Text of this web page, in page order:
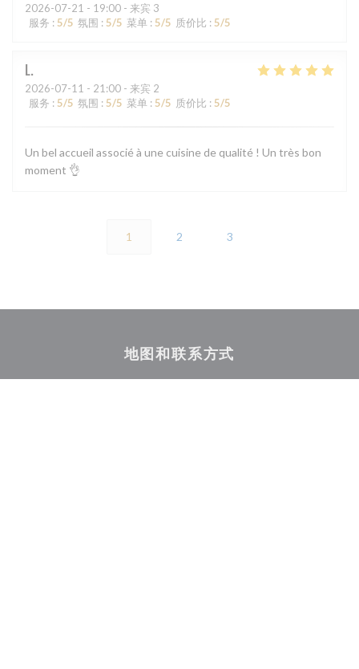
2026-07-21 - 19:00 - 来宾 3
服务 : 5/5 氛围 : 5/5 菜单 : 5/5 质价比 : 5/5
L
2026-07-11 - 21:00 - 来宾 2
服务 : 5/5 氛围 : 5/5 菜单 : 5/5 质价比 : 5/5
Un bel accueil associé à une cuisine de qualité ! Un très bon
moment 👌
1 2 3
地图和联系方式
((在新窗口中打